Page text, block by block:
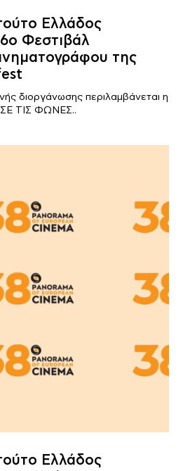
Ελλάδος
Φεστιβάλ
της
διοργάνωσης περιλαμβάνεται η
ΤΙΣ ΦΩΝΕΣ..
Ελλάδος